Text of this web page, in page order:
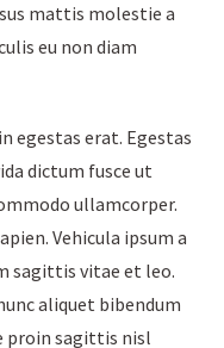
mattis molestie a
eu non diam
egestas erat. Egestas
dictum fusce ut
ullamcorper.
Vehicula ipsum a
sagittis vitae et leo.
aliquet bibendum
proin sagittis nisl